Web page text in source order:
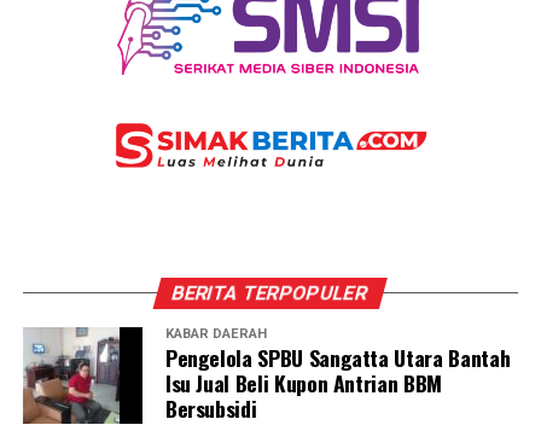
BERITA TERPOPULER
KABAR DAERAH
Pengelola SPBU Sangatta Utara Bantah
Isu Jual Beli Kupon Antrian BBM
Bersubsidi